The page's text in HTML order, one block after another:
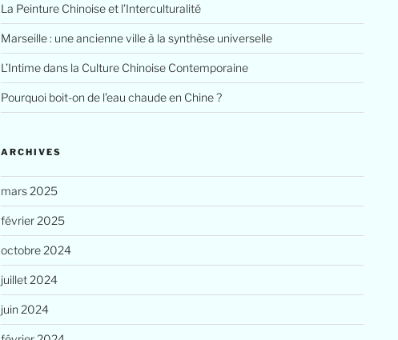
La Peinture Chinoise et l’Interculturalité
Marseille : une ancienne ville à la synthèse universelle
L’Intime dans la Culture Chinoise Contemporaine
Pourquoi boit-on de l’eau chaude en Chine ?
ARCHIVES
mars 2025
février 2025
octobre 2024
juillet 2024
juin 2024